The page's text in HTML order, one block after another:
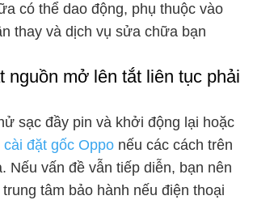
có thể dao động, phụ thuộc vào
thay và dịch vụ sửa chữa bạn
nguồn mở lên tắt liên tục phải
sạc đầy pin và khởi động lại hoặc
cài đặt gốc Oppo nếu các cách trên
Nếu vấn đề vẫn tiếp diễn, bạn nên
tâm bảo hành nếu điện thoại